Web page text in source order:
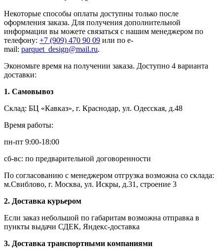
Некоторые способы оплаты доступны только после
оформления заказа. Для получения дополнительной
информации вы можете связаться с нашим менеджером по
телефону: +7 (909) 470 90 09 или по e-
mail: parquet_design@mail.ru.
Экономьте время на получении заказа. Доступно 4 варианта
доставки:
1. Самовывоз
Склад: БЦ «Кавказ», г. Краснодар, ул. Одесская, д.48
Время работы:
пн-пт 9:00-18:00
сб-вс: по предварительной договоренности
По согласованию с менеджером отгрузка возможна со склада:
м.Свиблово, г. Москва, ул. Искры, д.31, строение 3
2. Доставка курьером
Если заказ небольшой по габаритам возможна отправка в
пункты выдачи СДЕК, Яндекс-доставка
3. Доставка транспортными компаниями